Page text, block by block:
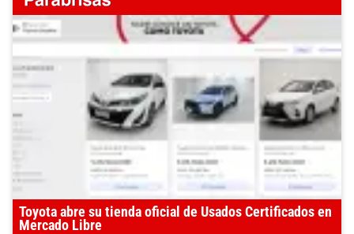
Toyota abre su tienda oficial de Usados Certificados en
Mercado Libre